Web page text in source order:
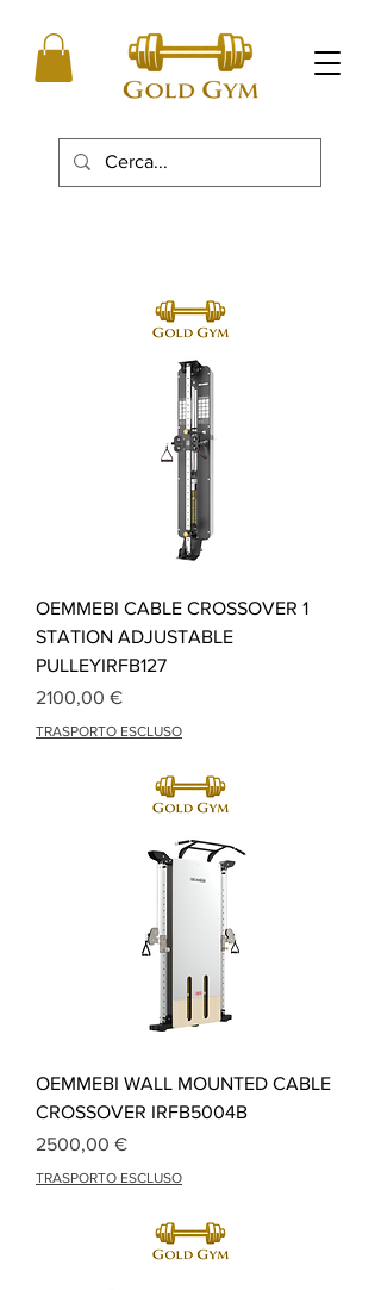
OEMMEBI CABLE CROSSOVER 1
STATION ADJUSTABLE
PULLEYIRFB127
Prezzo
2100,00 €
TRASPORTO ESCLUSO
OEMMEBI WALL MOUNTED CABLE
CROSSOVER IRFB5004B
Prezzo
2500,00 €
TRASPORTO ESCLUSO